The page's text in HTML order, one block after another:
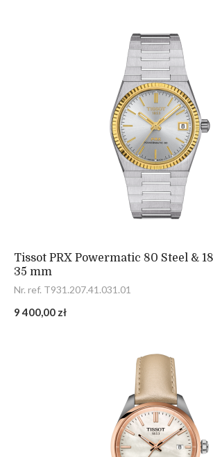
Tissot PRX Powermatic 80 Steel &
35 mm
Nr. ref. T931.207.41.031.01
9 400,00 zł